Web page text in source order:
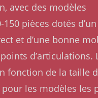
avec des modèles
150 pièces dotés
et d’une bonne
d’articulations.
fonction de la taille
les modèles les